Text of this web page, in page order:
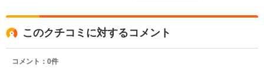
このクチコミに対するコメント
コメント： 0件